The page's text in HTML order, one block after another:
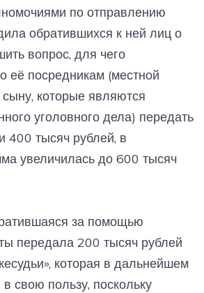
по отправлению
обратившихся к ней лиц о
вопрос, для чего
её посредникам (местной
которые являются
уголовного дела) передать
400 тысяч рублей, в
увеличилась до 600 тысяч
за помощью
передала 200 тысяч рублей
которая в дальнейшем
свою пользу, поскольку